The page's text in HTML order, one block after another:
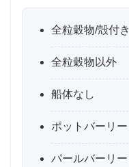
全粒穀物/殻付き
全粒穀物以外
船体なし
ポットバーリー
パールバーリー